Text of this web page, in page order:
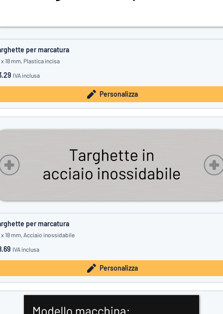
per marcatura
18 mm, Plastica incisa
IVA inclusa
Personalizza
per marcatura
18 mm, Acciaio inossidabile
IVA inclusa
Personalizza